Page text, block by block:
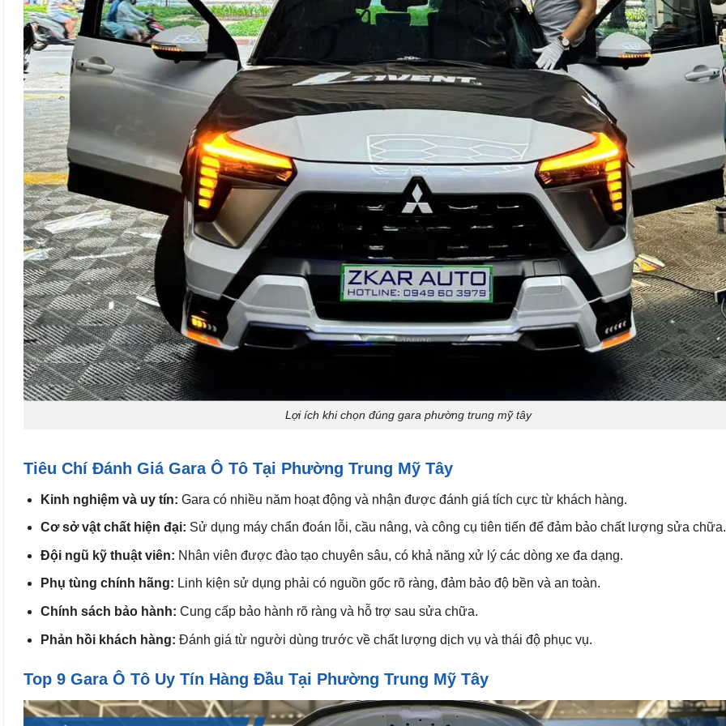
Lợi ích khi chọn đúng gara phường trung mỹ tây
Tiêu Chí Đánh Giá Gara Ô Tô Tại Phường Trung Mỹ Tây
Kinh nghiệm và uy tín: Gara có nhiều năm hoạt động và nhận được đánh giá tích cực từ khách hàng.
Cơ sở vật chất hiện đại: Sử dụng máy chẩn đoán lỗi, cầu nâng, và công cụ tiên tiến để đảm bảo chất lượng sửa chữa.
Đội ngũ kỹ thuật viên: Nhân viên được đào tạo chuyên sâu, có khả năng xử lý các dòng xe đa dạng.
Phụ tùng chính hãng: Linh kiện sử dụng phải có nguồn gốc rõ ràng, đảm bảo độ bền và an toàn.
Chính sách bảo hành: Cung cấp bảo hành rõ ràng và hỗ trợ sau sửa chữa.
Phản hồi khách hàng: Đánh giá từ người dùng trước về chất lượng dịch vụ và thái độ phục vụ.
Top 9 Gara Ô Tô Uy Tín Hàng Đầu Tại Phường Trung Mỹ Tây